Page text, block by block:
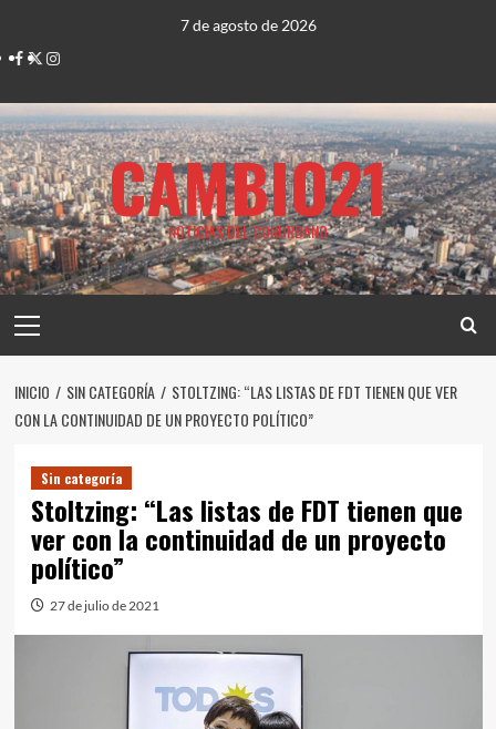
contenido
7 de agosto de 2026
Facebook
TwitterInstagram
CAMBIO21
NOTICIAS DEL CONURBANO
principal
INICIO SIN CATEGORÍA
STOLTZING: “LAS LISTAS DE FDT TIENEN QUE VER
CON LA CONTINUIDAD DE UN PROYECTO POLÍTICO”
Sin categoría
Stoltzing: “Las listas de FDT tienen que
ver con la continuidad de un proyecto
político”
27 de julio de 2021